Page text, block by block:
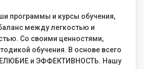
программы и курсы обучения,
между легкостью и
Со своими ценностями,
обучения. В основе всего
и ЭФФЕКТИВНОСТЬ. Нашу